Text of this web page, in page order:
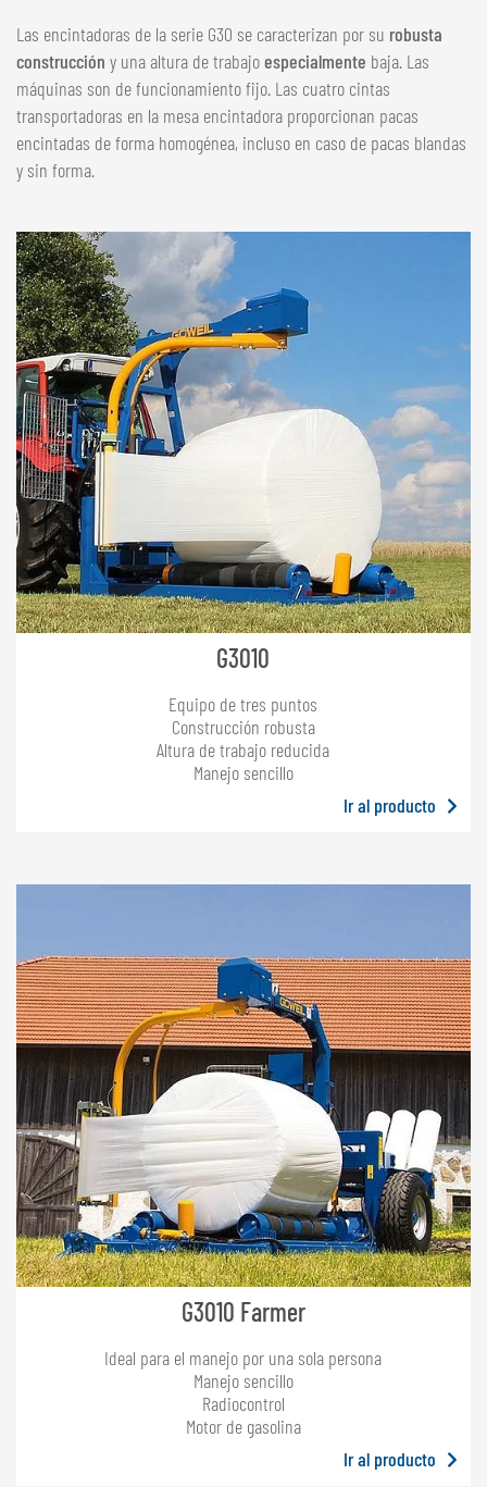
Las encintadoras de la serie G30 se caracterizan por su robusta
construcción y una altura de trabajoespecialmente baja. Las
máquinas son de funcionamiento fijo. Las cuatro cintas
transportadoras en la mesa encintadora proporcionan pacas
encintadas de forma homogénea, incluso en caso de pacas blandas
y sin forma.
G3010
Equipo de tres puntos
Construcción robusta
Altura de trabajo reducida
Manejo sencillo
Ir al producto
G3010 Farmer
Ideal para el manejo por una sola persona
Manejo sencillo
Radiocontrol
Motor de gasolina
Ir al producto